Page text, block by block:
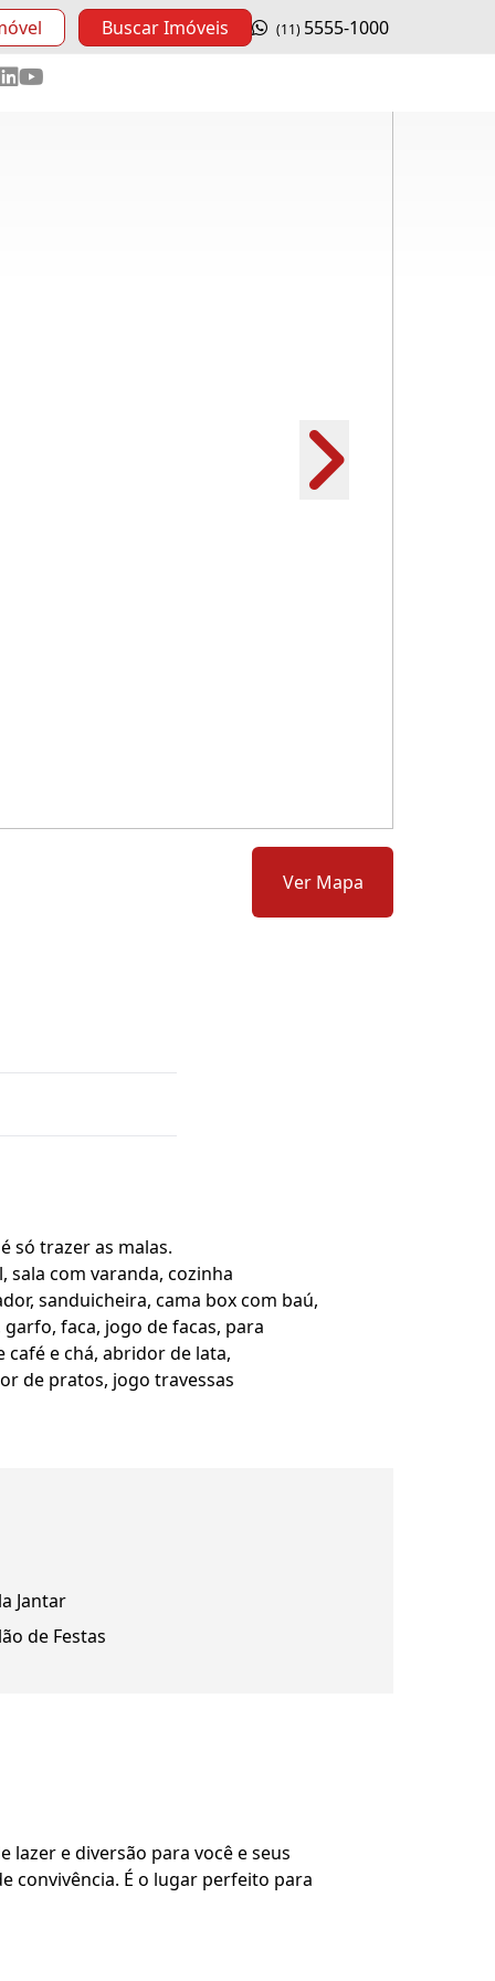
Buscar Imóveis (11) 5555-1000
Ver Mapa
só trazer as malas.
com varanda, cozinha
sanduicheira, cama box com baú,
garfo, faca, jogo de facas, para
café e chá, abridor de lata,
de pratos, jogo travessas
Jantar
de Festas
e diversão para você e seus
convivência. É o lugar perfeito para